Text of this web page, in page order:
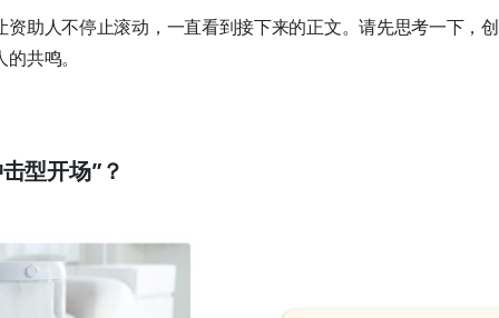
资助人不停止滚动，一直看到接下来的正文。请先思考一下，
共鸣。
型开场”？